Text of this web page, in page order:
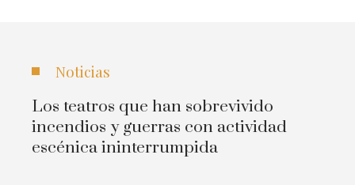
Noticias
Los teatros que han sobrevivido
incendios y guerras con actividad
escénica ininterrumpida